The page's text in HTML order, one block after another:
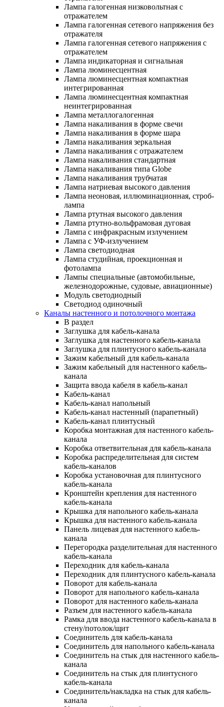
Лампа галогенная низковольтная с
отражателем
Лампа галогенная сетевого напряжения без
отражателя
Лампа галогенная сетевого напряжения с
отражателем
Лампа индикаторная и сигнальная
Лампа люминесцентная
Лампа люминесцентная компактная
интегрированная
Лампа люминесцентная компактная
неинтегрированная
Лампа металлогалогенная
Лампа накаливания в форме свечи
Лампа накаливания в форме шара
Лампа накаливания зеркальная
Лампа накаливания с отражателем
Лампа накаливания стандартная
Лампа накаливания типа Globe
Лампа накаливания трубчатая
Лампа натриевая высокого давления
Лампа неоновая, иллюминационная, строб-
лампа
Лампа ртутная высокого давления
Лампа ртутно-вольфрамовая дуговая
Лампа с инфракрасным излучением
Лампа с УФ-излучением
Лампа светодиодная
Лампа студийная, проекционная и
фотолампа
Лампы специальные (автомобильные,
железнодорожные, судовые, авиационные)
Модуль светодиодный
Светодиод одиночный
Каналы настенного и потолочного монтажа
В раздел
Заглушка для кабель-канала
Заглушка для настенного кабель-канала
Заглушка для плинтусного кабель-канала
Зажим кабельный для кабель-канала
Зажим кабельный для настенного кабель-
канала
Защита ввода кабеля в кабель-канал
Кабель-канал
Кабель-канал напольный
Кабель-канал настенный (парапетный)
Кабель-канал плинтусный
Коробка монтажная для настенного кабель-
канала
Коробка ответвительная для кабель-канала
Коробка распределительная для систем
кабель-каналов
Коробка установочная для плинтусного
кабель-канала
Кронштейн крепления для настенного
кабель-канала
Крышка для напольного кабель-канала
Крышка для настенного кабель-канала
Панель лицевая для настенного кабель-
канала
Перегородка разделительная для настенного
кабель-канала
Переходник для кабель-канала
Переходник для плинтусного кабель-канала
Поворот для кабель-канала
Поворот для напольного кабель-канала
Поворот для настенного кабель-канала
Разъем для настенного кабель-канала
Рамка для ввода настенного кабель-канала в
стену/потолок/щит
Соединитель для кабель-канала
Соединитель для напольного кабель-канала
Соединитель на стык для настенного кабель-
канала
Соединитель на стык для плинтусного
кабель-канала
Соединитель/накладка на стык для кабель-
канала